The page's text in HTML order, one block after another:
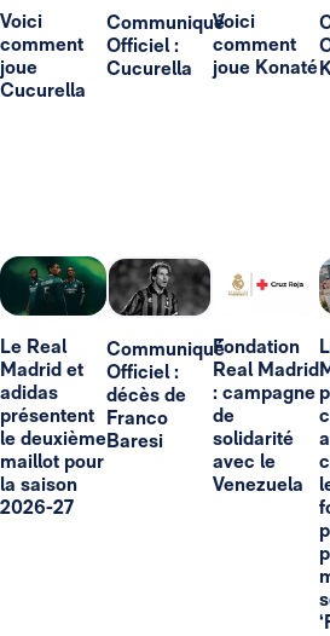
Voici
comment
joue
Cucurella
Communiqué
Officiel :
Cucurella
Voici
comment
joue Konaté
Le Real
Madrid et
adidas
présentent
le deuxième
maillot pour
la saison
2026-27
Communiqué
Officiel :
décès de
Franco
Baresi
Fondation
Real Madrid
: campagne
de
solidarité
avec le
Venezuela